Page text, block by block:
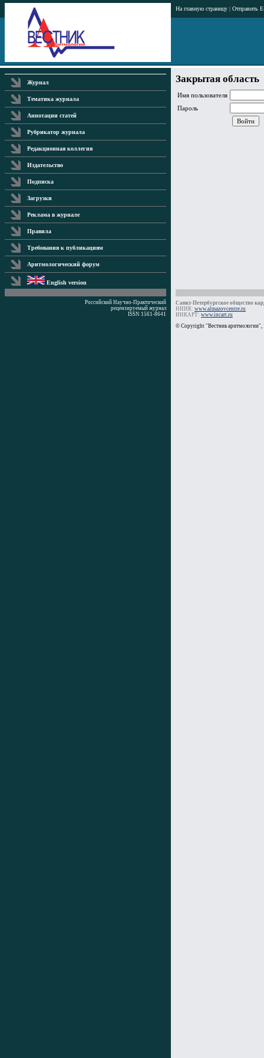
На главную страницу | Отправить
Журнал
Тематика журнала
Аннотации статей
Рубрикатор журнала
Редакционная коллегия
Издательство
Подписка
Загрузки
Реклама в журнале
Правила
Требования к публикациям
Аритмологический форум
English version
Закрытая область
Имя пользователя
Пароль
Российский Научно-Практический
рецензируемый журнал
ISSN 1561-8641
Санкт-Петербургское общество
НИИК: www.almazovcentre.ru
ИНКАРТ: www.incart.ru
© Copyright "Вестник аритмологии",